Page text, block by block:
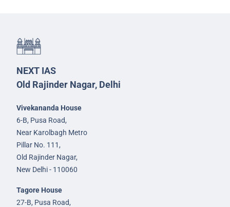
NEXT IAS
Old Rajinder Nagar, Delhi
Vivekananda House
6-B, Pusa Road,
Near Karolbagh Metro
Pillar No. 111,
Old Rajinder Nagar,
New Delhi - 110060
Tagore House
27-B, Pusa Road,